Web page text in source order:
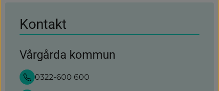
Kontakt
Vårgårda kommun
0322-600 600